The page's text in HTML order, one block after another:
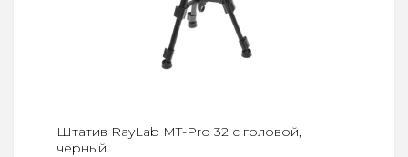
Штатив RayLab MT-Pro 32 с головой,
черный